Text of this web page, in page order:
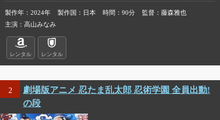
製作年 2024年 製作国 日本 時間 90分 監督
藤森雅也
主演
高山みなみ
レンタル レンタル
2
劇場版アニメ 忍たま乱太郎 忍術学園 全員出動!
の段